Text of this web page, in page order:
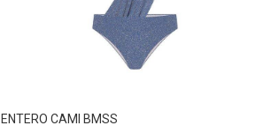
ENTERO CAMI BMSS